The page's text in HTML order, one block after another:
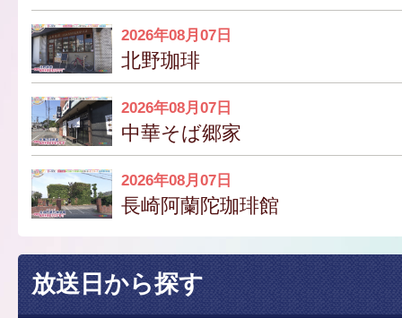
2026年08月07日
北野珈琲
2026年08月07日
中華そば郷家
2026年08月07日
長崎阿蘭陀珈琲館
放送日から探す